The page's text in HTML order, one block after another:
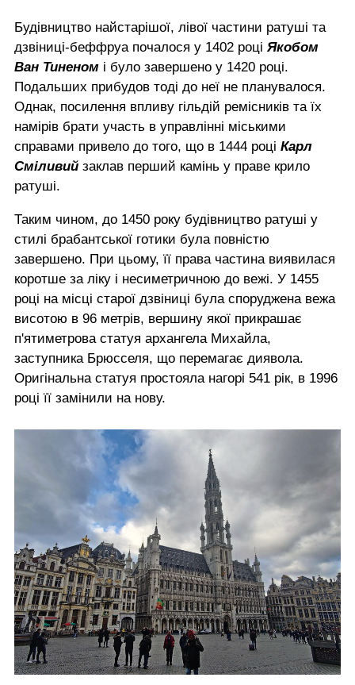
Будівництво найстарішої, лівої частини ратуші та
дзвіниці-беффруа почалося у 1402 році Якобом
Ван Тиненом і було завершено у 1420 році.
Подальших прибудов тоді до неї не планувалося.
Однак, посилення впливу гільдій ремісників та їх
намірів брати участь в управлінні міськими
справами привело до того, що в 1444 році Карл
Сміливий заклав перший камінь у праве крило
ратуші.
Таким чином, до 1450 року будівництво ратуші у
стилі брабантської готики була повністю
завершено. При цьому, її права частина виявилася
коротше за ліку і несиметричною до вежі. У 1455
році на місці старої дзвіниці була споруджена вежа
висотою в 96 метрів, вершину якої прикрашає
п'ятиметрова статуя архангела Михайла,
заступника Брюсселя, що перемагає диявола.
Оригінальна статуя простояла нагорі 541 рік, в 1996
році її замінили на нову.